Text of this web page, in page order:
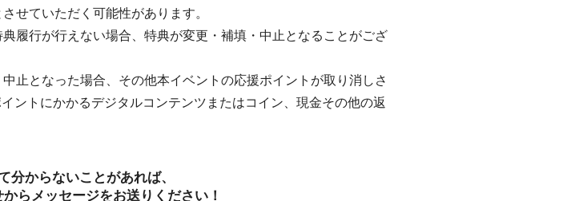
せていただく可能性があります。
履行が行えない場合、特典が変更・補填・中止となることがござ
止となった場合、その他本イベントの応援ポイントが取り消しさ
ントにかかるデジタルコンテンツまたはコイン、現金その他の返
分からないことがあれば、
らメッセージをお送りください！